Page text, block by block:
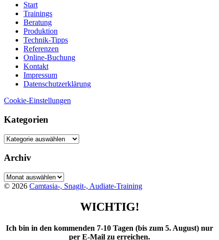
Start
Trainings
Beratung
Produktion
Technik-Tipps
Referenzen
Online-Buchung
Kontakt
Impressum
Datenschutzerklärung
Cookie-Einstellungen
Kategorien
Kategorien
Archiv
Archiv
© 2026 Camtasia-, Snagit-, Audiate-Training
WICHTIG!
Ich bin in den kommenden 7-10 Tagen (bis zum 5. August) nur
per E-Mail zu erreichen.